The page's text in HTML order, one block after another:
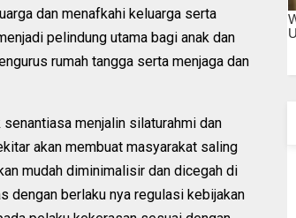
dan menafkahi keluarga serta
pelindung utama bagi anak dan
rumah tangga serta menjaga dan
menjalin silaturahmi dan
akan membuat masyarakat saling
mudah diminimalisir dan dicegah di
dengan berlaku nya regulasi kebijakan